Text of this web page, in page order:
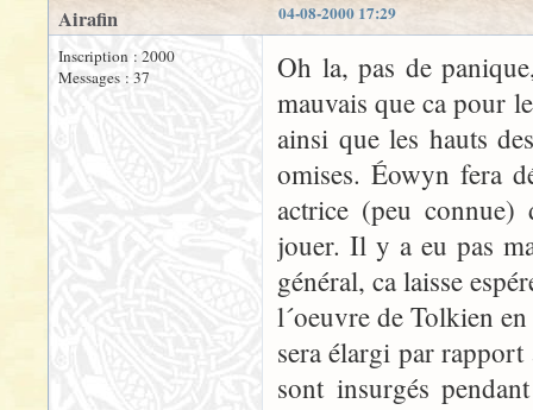
04-08-2000 17:29
Airafin
Inscription : 2000
Messages : 37
Oh la, pas de
mauvais que ca pour
ainsi que les hauts
omises. Éowyn fera
actrice (peu
jouer. Il y a eu pas
général, ca laisse
l´oeuvre de Tolkien
sera élargi par rapport
sont insurgés